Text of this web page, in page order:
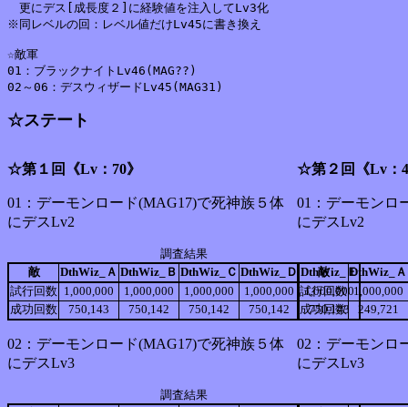
更にデス[成長度２]に経験値を注入してLv3化
※同レベルの回：レベル値だけLv45に書き換え
☆敵軍
01：ブラックナイトLv46(MAG??)
☆ステート
☆第１回《Lv：70》
01：デーモンロード(MAG17)で死神族５体
にデスLv2
調査結果
敵
DthWiz_Ａ DthWiz_Ｂ DthWiz_Ｃ DthWiz_Ｄ DthWiz_Ｅ
試行回数 1,000,000 1,000,000 1,000,000 1,000,000
1,000,000
成功回数
750,143 750,142 750,142 750,142 750,143
02：デーモンロード(MAG17)で死神族５体
にデスLv3
調査結果
☆第２回《Lv：
01：デーモンロ
にデスLv2
敵
DthWiz_Ａ
試行回数 1,000,000
成功回数
249,721
02：デーモンロ
にデスLv3